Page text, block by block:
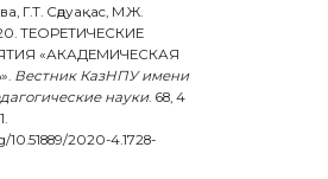
Г.Т. Сәдуақас, М.Ж.
ТЕОРЕТИЧЕСКИЕ
«АКАДЕМИЧЕСКАЯ
Вестник КазНПУ имени
науки. 68, 4
10.51889/2020-4.1728-